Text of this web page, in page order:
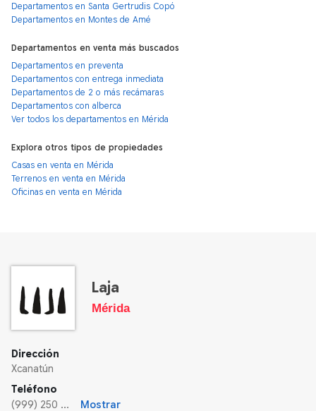
Departamentos en Santa Gertrudis Copó
Departamentos en Montes de Amé
Departamentos en venta más buscados
Departamentos en preventa
Departamentos con entrega inmediata
Departamentos de 2 o más recámaras
Departamentos con alberca
Ver todos los departamentos en Mérida
Explora otros tipos de propiedades
Casas en venta en Mérida
Terrenos en venta en Mérida
Oficinas en venta en Mérida
Laja
Mérida
Dirección
Xcanatún
Teléfono
(999) 250 ...
Mostrar